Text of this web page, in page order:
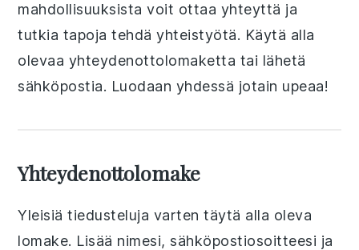
mahdollisuuksista voit ottaa yhteyttä ja
tutkia tapoja tehdä yhteistyötä. Käytä alla
olevaa yhteydenottolomaketta tai lähetä
sähköpostia. Luodaan yhdessä jotain upeaa!
Yhteydenottolomake
Yleisiä tiedusteluja varten täytä alla oleva
lomake. Lisää nimesi, sähköpostiosoitteesi ja